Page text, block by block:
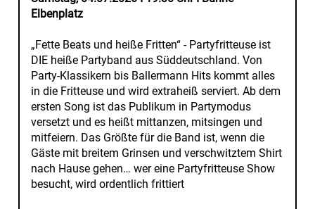
Elbenplatz
„Fette Beats und heiße Fritten“ - Partyfritteuse ist
DIE heiße Partyband aus Süddeutschland. Von
Party-Klassikern bis Ballermann Hits kommt alles
in die Fritteuse und wird extraheiß serviert. Ab dem
ersten Song ist das Publikum in Partymodus
versetzt und es heißt mittanzen, mitsingen und
mitfeiern. Das Größte für die Band ist, wenn die
Gäste mit breitem Grinsen und verschwitztem Shirt
nach Hause gehen… wer eine Partyfritteuse Show
besucht, wird ordentlich frittiert